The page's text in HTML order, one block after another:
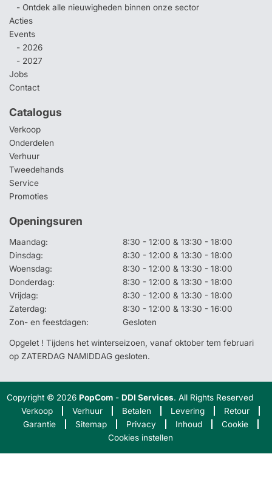
- Ontdek alle nieuwigheden binnen onze sector
Acties
Events
- 2026
- 2027
Jobs
Contact
Catalogus
Verkoop
Onderdelen
Verhuur
Tweedehands
Service
Promoties
Openingsuren
Maandag:
8:30 - 12:00 & 13:30 - 18:00
Dinsdag:
8:30 - 12:00 & 13:30 - 18:00
Woensdag:
8:30 - 12:00 & 13:30 - 18:00
Donderdag:
8:30 - 12:00 & 13:30 - 18:00
Vrijdag:
8:30 - 12:00 & 13:30 - 18:00
Zaterdag:
8:30 - 12:00 & 13:30 - 16:00
Zon- en feestdagen:
Gesloten
Opgelet ! Tijdens het winterseizoen, vanaf oktober tem februari
op ZATERDAG NAMIDDAG gesloten.
Copyright © 2026PopCom -DDI Services. All Rights Reserved
Verkoop
Verhuur Betalen Levering
Retour
Garantie
Sitemap Privacy Inhoud
Cookie
Cookies instellen